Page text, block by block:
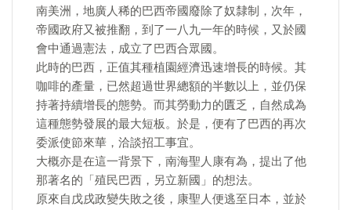
南美洲，地廣人稀的巴西帝國廢除了奴隸制，次年，
帝國政府又被推翻，到了一八九一年的時候，又於國
會中通過憲法，成立了巴西合眾國。
此時的巴西，正值其種植園經濟迅速增長的時候。其
咖啡的產量，已然超過世界總額的半數以上，並仍保
持著持續增長的態勢。而其勞動力的匱乏，自然成為
這種態勢發展的最大短板。於是，便有了巴西的再次
委派使節來華，洽談招工事宜。
大概亦是在這一背景下，南海聖人康有為，提出了他
那著名的「殖民巴西，另立新國」的想法。
原來自戊戌政變失敗之後，康聖人便逃至日本，並於